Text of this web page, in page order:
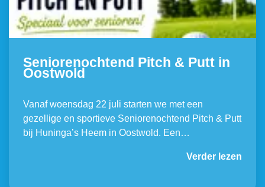
Seniorenochtend Pitch & Putt in
Oostwold
Vanaf woensdag 22 juli starten we met een
gezellige en sportieve Seniorenochtend Pitch & Putt
bij Huninga’s Heem in Oostwold. Een…
Verder lezen